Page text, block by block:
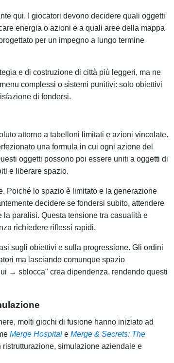
qui. I giocatori devono decidere quali oggetti
energia o azioni e a quali aree della mappa
per un impegno a lungo termine
e di costruzione di città più leggeri, ma ne
complessi o sistemi punitivi: solo obiettivi
di fondersi.
attorno a tabelloni limitati e azioni vincolate.
una formula in cui ogni azione del
oggetti possono poi essere uniti a oggetti di
e liberare spazio.
Poiché lo spazio è limitato e la generazione
decidere se fondersi subito, attendere
paralisi. Questa tensione tra casualità e
richiedere riflessi rapidi.
sugli obiettivi e sulla progressione. Gli ordini
ma lasciando comunque spazio
→ sblocca" crea dipendenza, rendendo questi
molti giochi di fusione hanno iniziato ad
Merge Hospital e Merge & Secrets: The
simulazione aziendale e